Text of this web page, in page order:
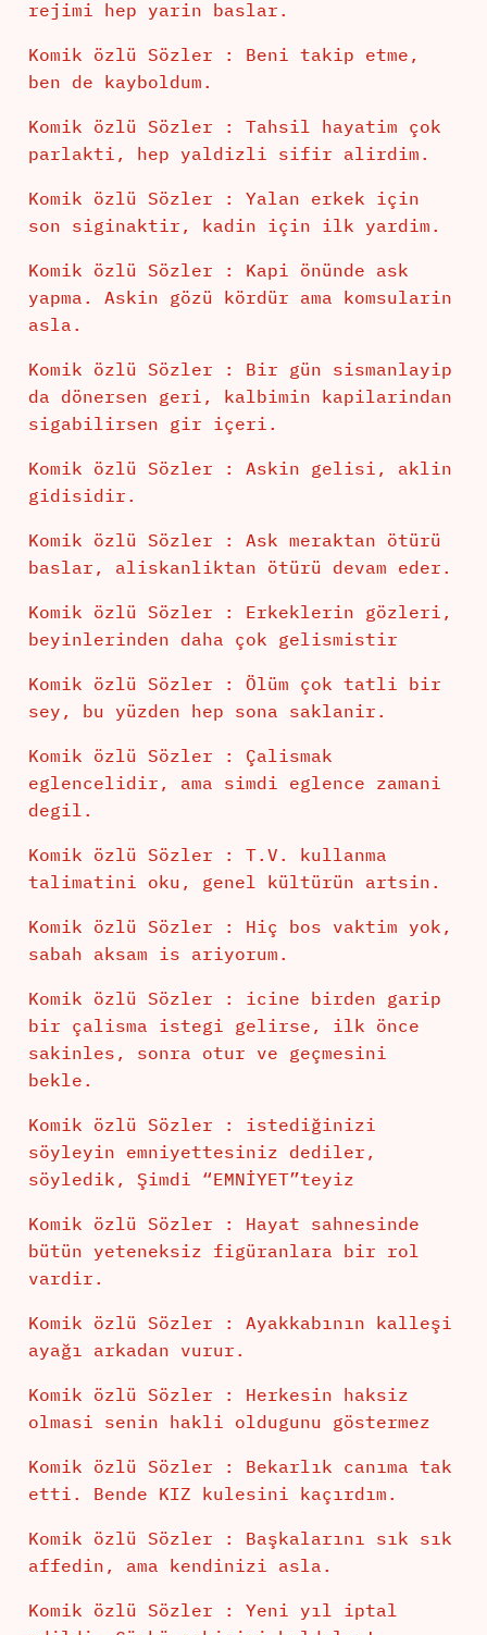
rejimi hep yarin baslar.
Komik özlü Sözler : Beni takip etme,
ben de kayboldum.
Komik özlü Sözler : Tahsil hayatim çok
parlakti, hep yaldizli sifir alirdim.
Komik özlü Sözler : Yalan erkek için
son siginaktir, kadin için ilk yardim.
Komik özlü Sözler : Kapi önünde ask
yapma. Askin gözü kördür ama komsularin
asla.
Komik özlü Sözler : Bir gün sismanlayip
da dönersen geri, kalbimin kapilarindan
sigabilirsen gir içeri.
Komik özlü Sözler : Askin gelisi, aklin
gidisidir.
Komik özlü Sözler : Ask meraktan ötürü
baslar, aliskanliktan ötürü devam eder.
Komik özlü Sözler : Erkeklerin gözleri,
beyinlerinden daha çok gelismistir
Komik özlü Sözler : Ölüm çok tatli bir
sey, bu yüzden hep sona saklanir.
Komik özlü Sözler : Çalismak
eglencelidir, ama simdi eglence zamani
degil.
Komik özlü Sözler : T.V. kullanma
talimatini oku, genel kültürün artsin.
Komik özlü Sözler : Hiç bos vaktim yok,
sabah aksam is ariyorum.
Komik özlü Sözler : icine birden garip
bir çalisma istegi gelirse, ilk önce
sakinles, sonra otur ve geçmesini
bekle.
Komik özlü Sözler : istediğinizi
söyleyin emniyettesiniz dediler,
söyledik, Şimdi “EMNİYET”teyiz
Komik özlü Sözler : Hayat sahnesinde
bütün yeteneksiz figüranlara bir rol
vardir.
Komik özlü Sözler : Ayakkabının kalleşi
ayağı arkadan vurur.
Komik özlü Sözler : Herkesin haksiz
olmasi senin hakli oldugunu göstermez
Komik özlü Sözler : Bekarlık canıma tak
etti. Bende KIZ kulesini kaçırdım.
Komik özlü Sözler : Başkalarını sık sık
affedin, ama kendinizi asla.
Komik özlü Sözler : Yeni yıl iptal